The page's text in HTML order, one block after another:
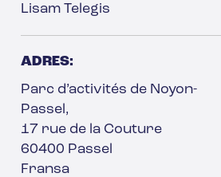
Lisam Telegis
ADRES:
Parc d’activités de Noyon-
Passel,
17 rue de la Couture
60400 Passel
Fransa